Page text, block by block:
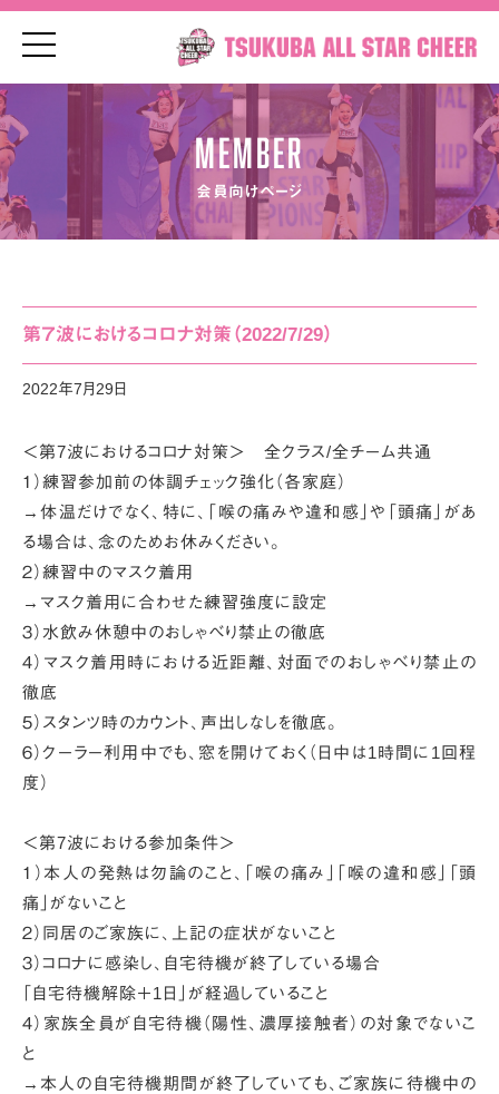
t
o
t
MEMBER
会員向けページ
第７波におけるコロナ対策（2022/7/29）
2022年7月29日
＜第7波におけるコロナ対策＞ 全クラス/全チーム共通
１）練習参加前の体調チェック強化（各家庭）
→体温だけでなく、特に、「喉の痛みや違和感」や「頭痛」があ
る場合は、念のためお休みください。
２）練習中のマスク着用
→マスク着用に合わせた練習強度に設定
３）水飲み休憩中のおしゃべり禁止の徹底
４）マスク着用時における近距離、対面でのおしゃべり禁止の
徹底
５）スタンツ時のカウント、声出しなしを徹底。
６）クーラー利用中でも、窓を開けておく（日中は1時間に1回程
度）
＜第7波における参加条件＞
１）本人の発熱は勿論のこと、「喉の痛み」「喉の違和感」「頭
痛」がないこと
２）同居のご家族に、上記の症状がないこと
３）コロナに感染し、自宅待機が終了している場合
「自宅待機解除＋1日」が経過していること
４）家族全員が自宅待機（陽性、濃厚接触者）の対象でないこ
と
→本人の自宅待機期間が終了していても、ご家族に待機中の